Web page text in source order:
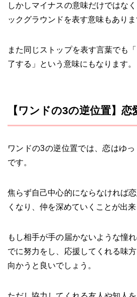
しかしマイナスの意味だけではな
ックグラウンドを表す意味もありま
また同じストップを表す言葉でも
了する」という意味にもなります。
【ワンドの3の逆位置】恋
ワンドの3の逆位置では、恋はゆ
です。
焦らず自己中心的にならなければ
くなり、仲を深めていくことが出来
もし相手が手の届かないような憧
でに努力をし、応援してくれる味
向かうと良いでしょう。